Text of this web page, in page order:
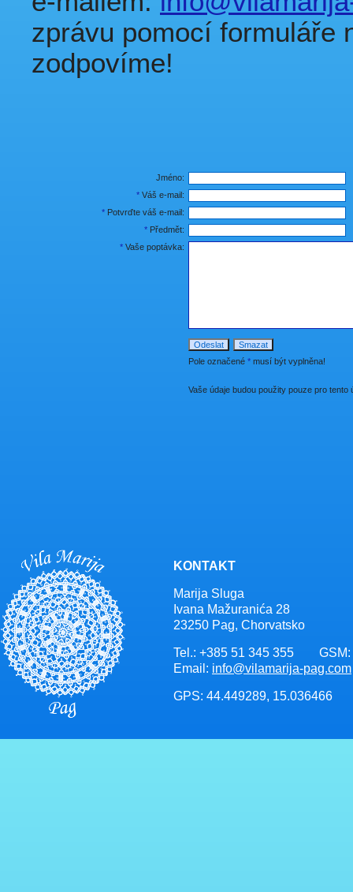
zprávu pomocí formuláře
zodpovíme!
Jméno:
* Váš e-mail:
* Potvrďte váš e-mail:
* Předmět:
* Vaše poptávka:
Pole označené * musí být vyplněna!
Vaše údaje budou použity pouze pro tento
KONTAKT
Marija Sluga
Ivana Mažuranića 28
23250 Pag, Chorvatsko
Tel.: +385 51 345 355 GSM:
Email: info@vilamarija-pag.com
GPS: 44.449289, 15.036466